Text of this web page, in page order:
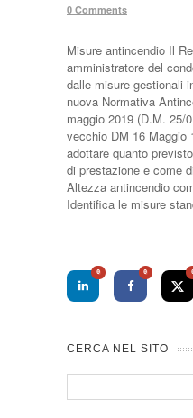
0 Comments
Misure antincendio Il
amministratore del
dalle misure gestionali
nuova Normativa
maggio 2019 (D.M. 25/
vecchio DM 16 Maggio
adottare quanto
di prestazione e come
Altezza antincendio
Identifica le misure
0 0
CERCA NEL SITO